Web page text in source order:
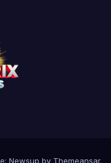
Newsup by Themeansar.